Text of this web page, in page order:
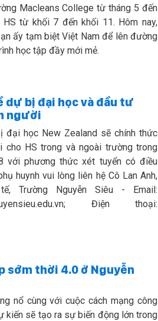
Macleans College từ tháng 5 đến
từ khối 7 đến khối 11. Hôm nay,
ấy tạm biệt Việt Nam để lên đường
học tập đầy mới mẻ.
dự bị đại học và đầu tư
người
đại học New Zealand sẽ chính thức
cho HS trong và ngoài trường trong
với phương thức xét tuyển có điều
huynh vui lòng liên hệ Cô Lan Anh,
Trường Nguyễn Siêu - Email:
Điện thoại:
sớm thời 4.0 ở Nguyễn
nổ cùng với cuộc cách mạng công
kiến sẽ tạo ra sự biến động lớn trong